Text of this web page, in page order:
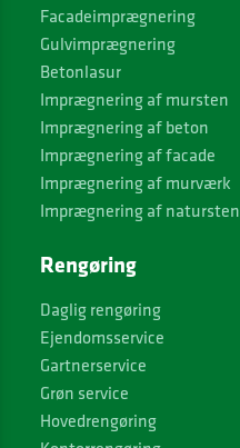
Facadeimprægnering
Gulvimprægnering
Betonlasur
Imprægnering af mursten
Imprægnering af beton
Imprægnering af facade
Imprægnering af murværk
Imprægnering af natursten
Rengøring
Daglig rengøring
Ejendomsservice
Gartnerservice
Grøn service
Hovedrengøring